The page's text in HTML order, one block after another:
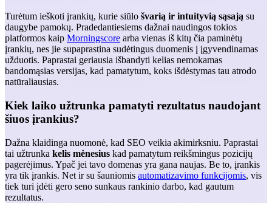
Turėtum ieškoti įrankių, kurie siūlo švarią ir intuityvią sąsają su
daugybe pamokų. Pradedantiesiems dažnai naudingos tokios
platformos kaip Morningscore arba vienas iš kitų čia paminėtų
įrankių, nes jie supaprastina sudėtingus duomenis į įgyvendinamas
užduotis. Paprastai geriausia išbandyti kelias nemokamas
bandomąsias versijas, kad pamatytum, koks išdėstymas tau atrodo
natūraliausias.
Kiek laiko užtrunka pamatyti rezultatus naudojant
šiuos įrankius?
Dažna klaidinga nuomonė, kad SEO veikia akimirksniu. Paprastai
tai užtrunka kelis mėnesius kad pamatytum reikšmingus pozicijų
pagerėjimus. Ypač jei tavo domenas yra gana naujas. Be to, įrankis
yra tik įrankis. Net ir su šauniomis automatizavimo funkcijomis, vis
tiek turi įdėti gero seno sunkaus rankinio darbo, kad gautum
rezultatus.